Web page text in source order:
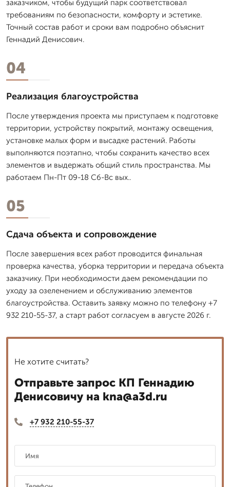
заказчиком, чтобы будущий парк соответствовал
требованиям по безопасности, комфорту и эстетике.
Точный состав работ и сроки вам подробно объяснит
Геннадий Денисович.
04
Реализация благоустройства
После утверждения проекта мы приступаем к подготовке
территории, устройству покрытий, монтажу освещения,
установке малых форм и высадке растений. Работы
выполняются поэтапно, чтобы сохранить качество всех
элементов и выдержать общий стиль пространства. Мы
работаем Пн-Пт 09-18 Сб-Вс вых..
05
Сдача объекта и сопровождение
После завершения всех работ проводится финальная
проверка качества, уборка территории и передача объекта
заказчику. При необходимости даем рекомендации по
уходу за озеленением и обслуживанию элементов
благоустройства. Оставить заявку можно по телефону +7
932 210-55-37, а старт работ согласуем в августе 2026 г.
Не хотите считать?
Отправьте запрос КП Геннадию
Денисовичу на kna@a3d.ru
+7 932 210-55-37